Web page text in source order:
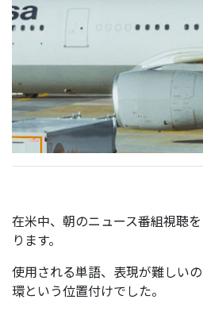
在米中、朝のニュース番組視聴
ります。
使用される単語、表現が難しい
環という位置付けでした。